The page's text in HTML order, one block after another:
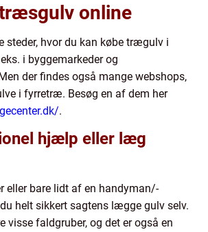
online
steder, hvor du kan købe trægulv i
i byggemarkeder og
der findes også mange webshops,
i fyrretræ. Besøg en af dem her
.
hjælp eller læg
eller bare lidt af en handyman/-
helt sikkert sagtens lægge gulv selv.
visse faldgruber, og det er også en